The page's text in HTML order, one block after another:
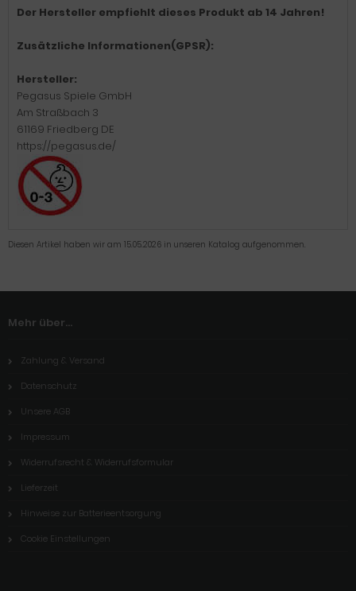
Der Hersteller empfiehlt dieses Produkt ab 14 Jahren!
Zusätzliche Informationen(GPSR):
Hersteller:
Pegasus Spiele GmbH
Am Straßbach 3
61169 Friedberg DE
https://pegasus.de/
Diesen Artikel haben wir am 15.05.2026 in unseren Katalog aufgenommen.
Mehr über...
Zahlung & Versand
Datenschutz
Unsere AGB
Impressum
Widerrufsrecht & Widerrufsformular
Lieferzeit
Hinweise zur Batterieentsorgung
Cookie Einstellungen